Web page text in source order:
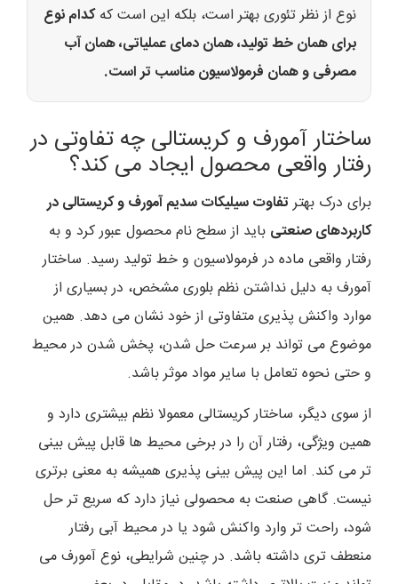
نوع از نظر تئوری بهتر است، بلکه این است کهکدام نوع
برای همان خط تولید، همان دمای عملیاتی، همان آب
مصرفی و همان فرمولاسیون مناسب تر است.
ساختار آمورف و کریستالی چه تفاوتی در
رفتار واقعی محصول ایجاد می کند؟
برای درک بهترتفاوت سیلیکات سدیم آمورف و کریستالی در
کاربردهای صنعتی باید از سطح نام محصول عبور کرد و به
رفتار واقعی ماده در فرمولاسیون و خط تولید رسید. ساختار
آمورف به دلیل نداشتن نظم بلوری مشخص، در بسیاری از
موارد واکنش پذیری متفاوتی از خود نشان می دهد. همین
موضوع می تواند بر سرعت حل شدن، پخش شدن در محیط
و حتی نحوه تعامل با سایر مواد موثر باشد.
از سوی دیگر، ساختار کریستالی معمولا نظم بیشتری دارد و
همین ویژگی، رفتار آن را در برخی محیط ها قابل پیش بینی
تر می کند. اما این پیش بینی پذیری همیشه به معنی برتری
نیست. گاهی صنعت به محصولی نیاز دارد که سریع تر حل
شود، راحت تر وارد واکنش شود یا در محیط آبی رفتار
منعطف تری داشته باشد. در چنین شرایطی، نوع آمورف می